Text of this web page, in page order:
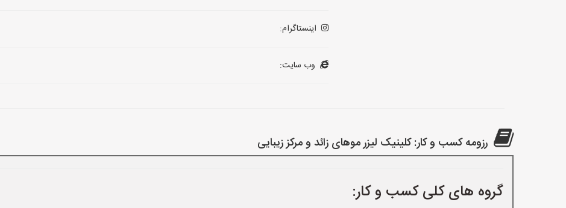
اینستاگرام:
وب سایت:
رزومه کسب و کار: کلینیک لیزر موهای زائد و مرکز زیبایی
گروه های کلی کسب و کار: